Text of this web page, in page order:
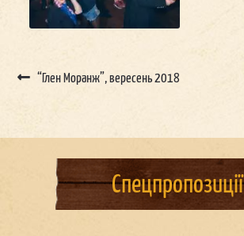
navigation
“Глен Моранж”, вересень 2018
Спецпропозиції